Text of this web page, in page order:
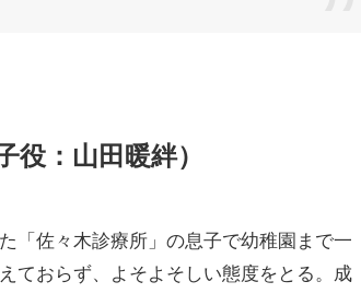
：山田暖絆）
「佐々木診療所」の息子で幼稚園まで一
ておらず、よそよそしい態度をとる。成